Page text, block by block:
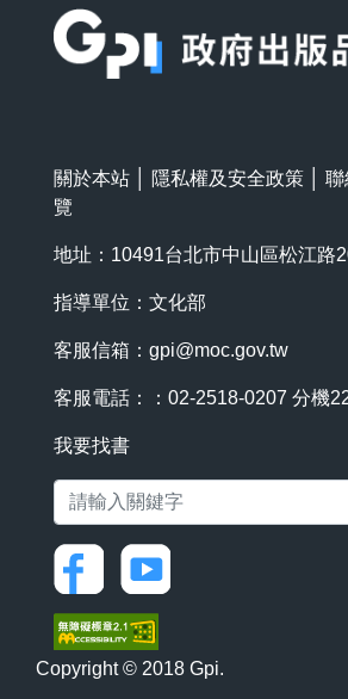
關於本站 隱私權及安全政策 聯
覽
地址：10491台北市中山區松江路
指導單位：文化部
客服信箱： gpi@moc.gov.tw
客服電話：：02-2518-0207 分機
我要找書
Copyright © 2018 Gpi.